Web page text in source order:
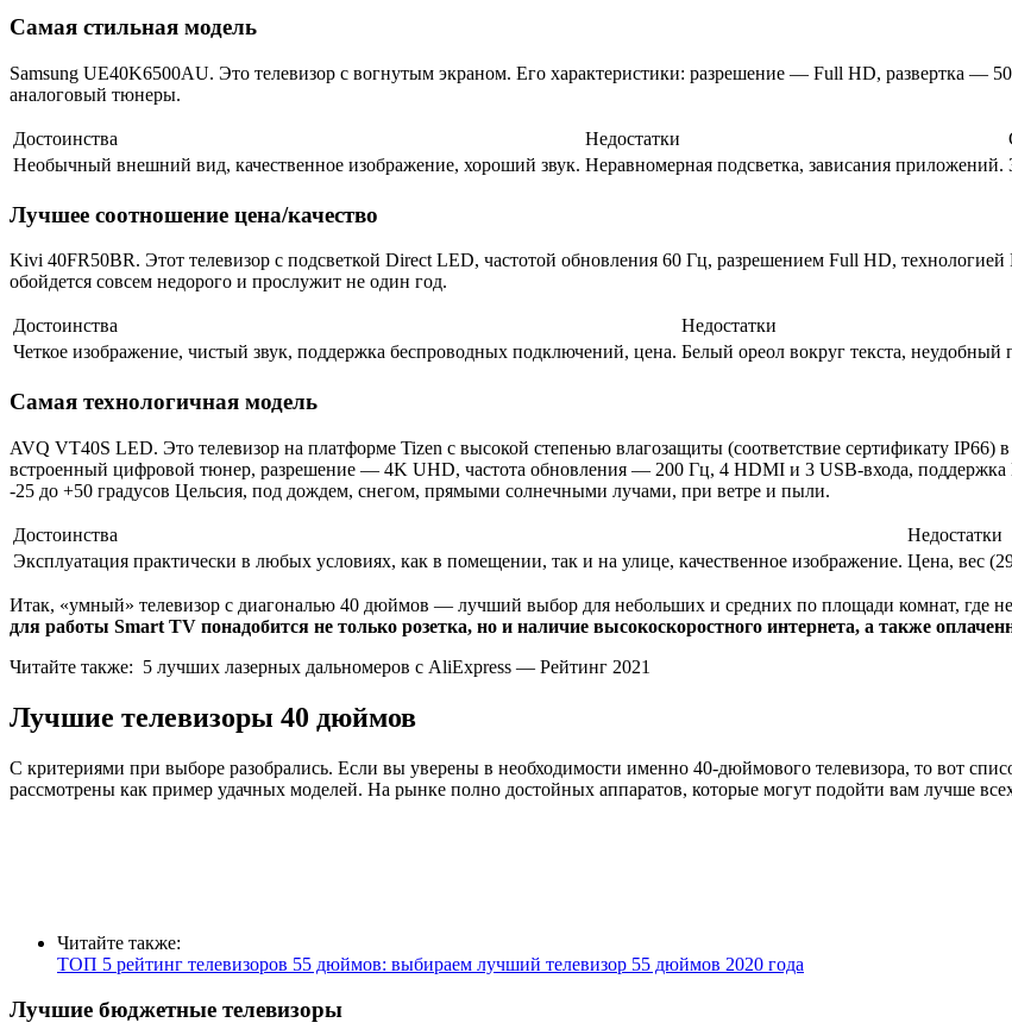
Самая стильная модель
Samsung UE40K6500AU. Это телевизор с вогнутым экраном. Его характеристики: разрешение — Full HD, развертка —
аналоговый тюнеры.
Достоинства Недостатки
Необычный внешний вид, качественное изображение, хороший звук. Неравномерная подсветка, зависания приложений.
Лучшее соотношение цена/качество
Kivi 40FR50BR. Этот телевизор с подсветкой Direct LED, частотой обновления 60 Гц, разрешением Full HD,
обойдется совсем недорого и прослужит не один год.
Достоинства Недостатки
Четкое изображение, чистый звук, поддержка беспроводных подключений, цена. Белый ореол вокруг текста, неудобный
Самая технологичная модель
AVQ VT40S LED. Это телевизор на платформе Tizen с высокой степенью влагозащиты (соответствие сертификату IP66)
встроенный цифровой тюнер, разрешение — 4K UHD, частота обновления — 200 Гц, 4 HDMI и 3 USB-входа, поддержка
-25 до +50 градусов Цельсия, под дождем, снегом, прямыми солнечными лучами, при ветре и пыли.
Достоинства Недостатки
Эксплуатация практически в любых условиях, как в помещении, так и на улице, качественное изображение. Цена, вес
Итак, «умный» телевизор с диагональю 40 дюймов — лучший выбор для небольших и средних по площади комнат, где
для работы Smart TV понадобится не только розетка, но и наличие высокоскоростного интернета, а также
Читайте также: 5 лучших лазерных дальномеров с AliExpress — Рейтинг 2021
Лучшие телевизоры 40 дюймов
С критериями при выборе разобрались. Если вы уверены в необходимости именно 40-дюймового телевизора, то вот
рассмотрены как пример удачных моделей. На рынке полно достойных аппаратов, которые могут подойти вам лучше
Читайте также:
ТОП 5 рейтинг телевизоров 55 дюймов: выбираем лучший телевизор 55 дюймов 2020 года
Лучшие бюджетные телевизоры